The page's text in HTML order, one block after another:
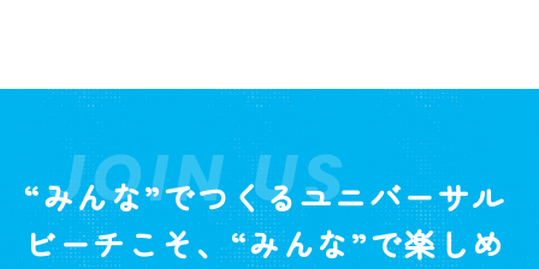
JOIN US
“みんな”でつくるユニバーサル
ビーチこそ、“みんな”で楽しめ